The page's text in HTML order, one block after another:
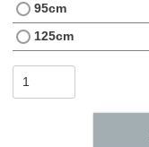
95cm
125cm